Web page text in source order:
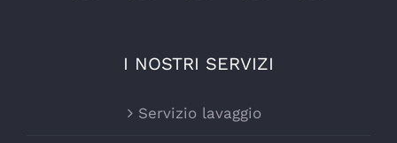
I NOSTRI SERVIZI
Servizio lavaggio